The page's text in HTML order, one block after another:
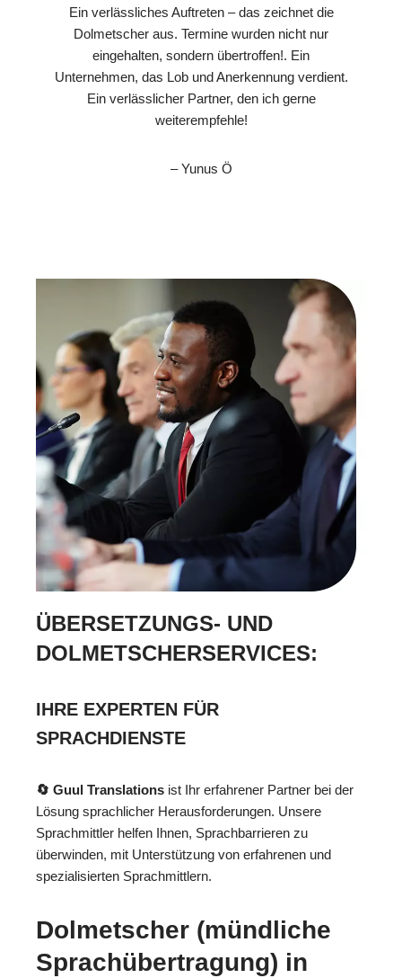
Ein verlässliches Auftreten – das zeichnet die
Dolmetscher aus. Termine wurden nicht nur
eingehalten, sondern übertroffen!. Ein
Unternehmen, das Lob und Anerkennung verdient.
Ein verlässlicher Partner, den ich gerne
weiterempfehle!
– Yunus Ö
ÜBERSETZUNGS- UND
DOLMETSCHERSERVICES:
IHRE EXPERTEN FÜR
SPRACHDIENSTE
🔄 Guul Translations ist Ihr erfahrener Partner bei der
Lösung sprachlicher Herausforderungen. Unsere
Sprachmittler helfen Ihnen, Sprachbarrieren zu
überwinden, mit Unterstützung von erfahrenen und
spezialisierten Sprachmittlern.
Dolmetscher (mündliche
Sprachübertragung) in